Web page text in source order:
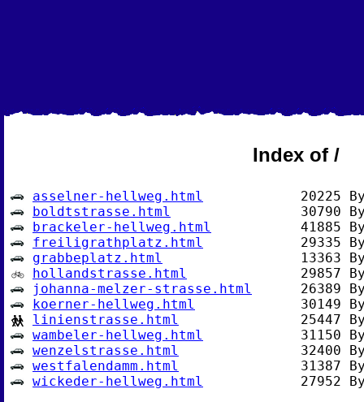
Index of /
asselner-hellweg.html
boldtstrasse.html
brackeler-hellweg.html
freiligrathplatz.html
grabbeplatz.html
hollandstrasse.html
johanna-melzer-strasse.html
koerner-hellweg.html
linienstrasse.html
wambeler-hellweg.html
wenzelstrasse.html
westfalendamm.html
wickeder-hellweg.html